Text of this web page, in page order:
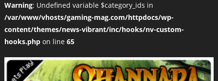
Warning: Undefined variable $category_ids in
/var/www/vhosts/gaming-mag.com/httpdocs/wp-
content/themes/news-vibrant/inc/hooks/nv-custom-
hooks.phpon line 65